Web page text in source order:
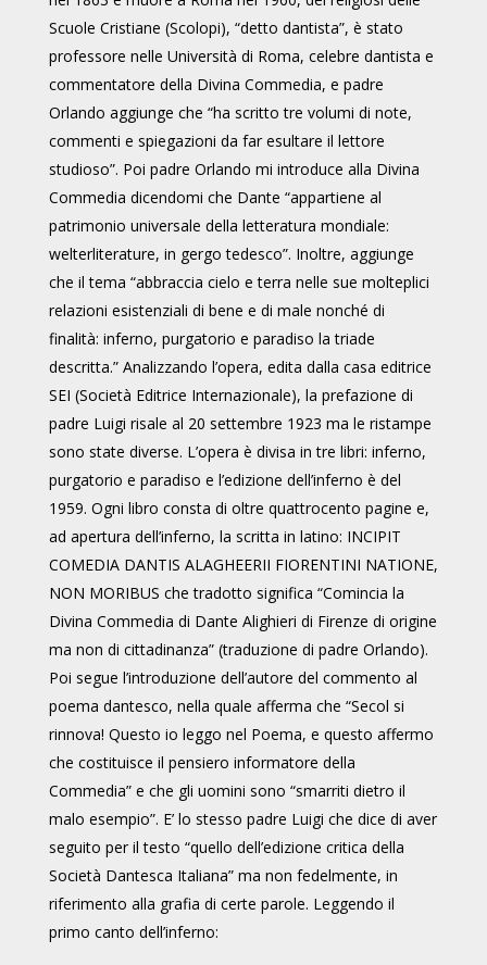
Scuole Cristiane (Scolopi), “detto dantista”, è stato
professore nelle Università di Roma, celebre dantista e
commentatore della Divina Commedia, e padre
Orlando aggiunge che “ha scritto tre volumi di note,
commenti e spiegazioni da far esultare il lettore
studioso”. Poi padre Orlando mi introduce alla Divina
Commedia dicendomi che Dante “appartiene al
patrimonio universale della letteratura mondiale:
welterliterature, in gergo tedesco”. Inoltre, aggiunge
che il tema “abbraccia cielo e terra nelle sue molteplici
relazioni esistenziali di bene e di male nonché di
finalità: inferno, purgatorio e paradiso la triade
descritta.” Analizzando l’opera, edita dalla casa editrice
SEI (Società Editrice Internazionale), la prefazione di
padre Luigi risale al 20 settembre 1923 ma le ristampe
sono state diverse. L’opera è divisa in tre libri: inferno,
purgatorio e paradiso e l’edizione dell’inferno è del
1959. Ogni libro consta di oltre quattrocento pagine e,
ad apertura dell’inferno, la scritta in latino: INCIPIT
COMEDIA DANTIS ALAGHEERII FIORENTINI NATIONE,
NON MORIBUS che tradotto significa “Comincia la
Divina Commedia di Dante Alighieri di Firenze di origine
ma non di cittadinanza” (traduzione di padre Orlando).
Poi segue l’introduzione dell’autore del commento al
poema dantesco, nella quale afferma che “Secol si
rinnova! Questo io leggo nel Poema, e questo affermo
che costituisce il pensiero informatore della
Commedia” e che gli uomini sono “smarriti dietro il
malo esempio”. E’ lo stesso padre Luigi che dice di aver
seguito per il testo “quello dell’edizione critica della
Società Dantesca Italiana” ma non fedelmente, in
riferimento alla grafia di certe parole. Leggendo il
primo canto dell’inferno: